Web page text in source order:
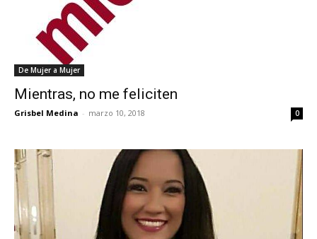
De Mujer a Mujer
Mientras, no me feliciten
Grisbel Medina - marzo 10, 2018 0